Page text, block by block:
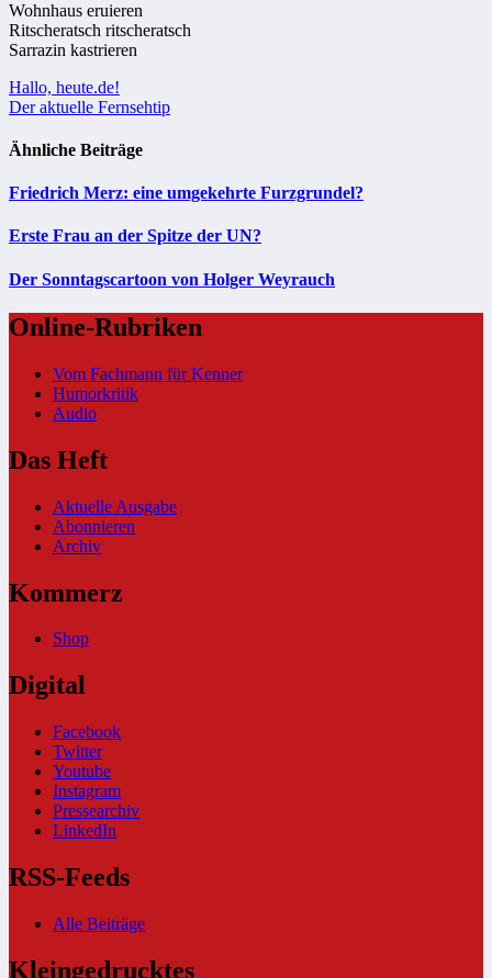
Wohnhaus eruieren
Ritscheratsch ritscheratsch
Sarrazin kastrieren
Beitragsnavigation
Hallo, heute.de!
Der aktuelle Fernsehtip
Ähnliche Beiträge
Friedrich Merz: eine umgekehrte Furzgrundel?
Erste Frau an der Spitze der UN?
Der Sonntagscartoon von Holger Weyrauch
Online-Rubriken
Vom Fachmann für Kenner
Humorkritik
Audio
Das Heft
Aktuelle Ausgabe
Abonnieren
Archiv
Kommerz
Shop
Digital
Facebook
Twitter
Youtube
Instagram
Pressearchiv
LinkedIn
RSS-Feeds
Alle Beiträge
Kleingedrucktes